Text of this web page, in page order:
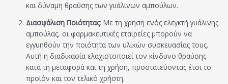
και δύναμη θραύσης των γυάλινων αμπούλων.
Διασφάλιση Ποιότητας: Με τη χρήση ενός ελεγκτή γυάλινης
αμπούλας, οι φαρμακευτικές εταιρείες μπορούν να
εγγυηθούν την ποιότητα των υλικών συσκευασίας τους.
Αυτή η διαδικασία ελαχιστοποιεί τον κίνδυνο θραύσης
κατά τη μεταφορά και τη χρήση, προστατεύοντας έτσι το
προϊόν και τον τελικό χρήστη.